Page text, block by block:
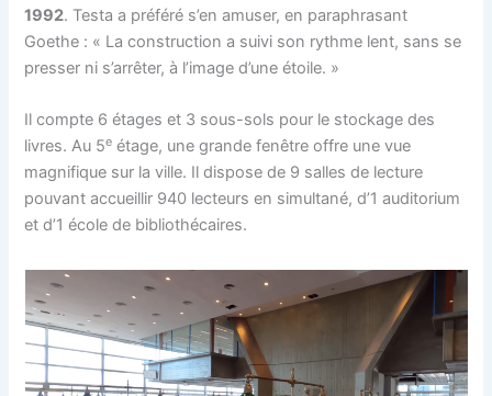
1992. Testa a préféré s’en amuser, en paraphrasant
Goethe : « La construction a suivi son rythme lent, sans se
presser ni s’arrêter, à l’image d’une étoile. »
Il compte 6 étages et 3 sous-sols pour le stockage des
livres. Au 5e étage, une grande fenêtre offre une vue
magnifique sur la ville. Il dispose de 9 salles de lecture
pouvant accueillir 940 lecteurs en simultané, d’1 auditorium
et d’1 école de bibliothécaires.